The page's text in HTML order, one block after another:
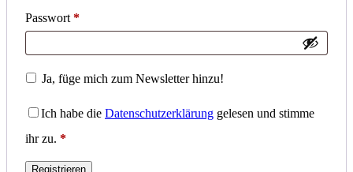
Passwort *Erforderlich
Ja, füge mich zum Newsletter hinzu!
Ich habe die Datenschutzerklärung gelesen und stimme
ihr zu. *
Registrieren